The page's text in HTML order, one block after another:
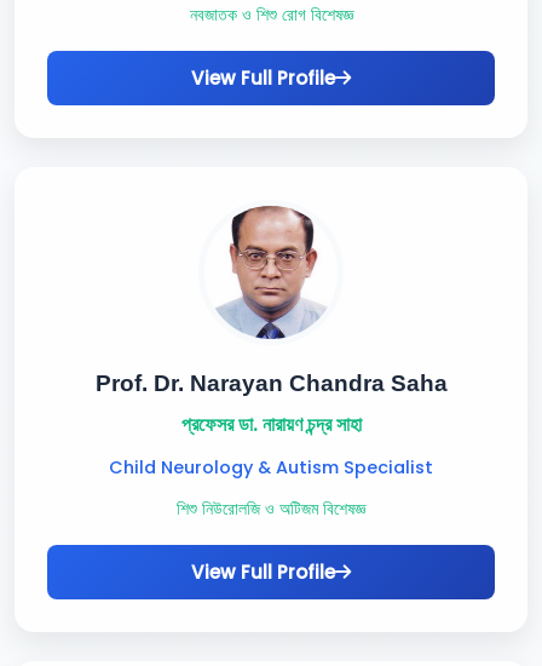
নবজাতক ও শিশু রোগ বিশেষজ্ঞ
View Full Profile
Prof. Dr. Narayan Chandra Saha
প্রফেসর ডা. নারায়ণ চন্দ্র সাহা
Child Neurology & Autism Specialist
শিশু নিউরোলজি ও অটিজম বিশেষজ্ঞ
View Full Profile